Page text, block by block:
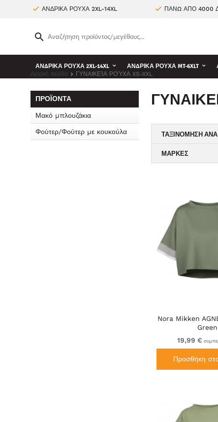
ΑΝΔΡΙΚΑ ΡΟΥΧΑ 2XL-14XL ΠΑΝΩ ΑΠΟ 4000
ΑΝΔΡΙΚΑ ΡΟΥΧΑ 2XL-14XL ΑΝΔΡΙΚΑ ΡΟΥΧΑ MT-6XLT
Αρχική σελίδα ΓΥΝΑΙΚΕΊΑ ΡΟΎΧΑ XS-XXL
ΠΡΟΪΌΝΤΑ
Μακό μπλουζάκια
Φούτερ/Φούτερ με κουκούλα ΤΑΞΙΝΌΜΗΣΗ ΑΝΆ
ΜΆΡΚΕΣ
Nora Mikken
Green
19,99 €
Προσθήκη